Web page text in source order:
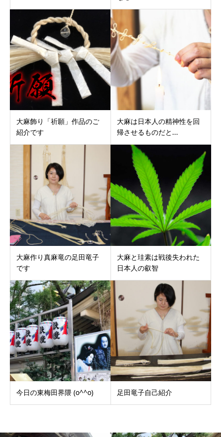
大麻飾り「祈願」作品のご
紹介です
大麻は日本人の精神性を回
帰させるものだと...
大麻作り真麻竜の足田竜子
です
大麻と珪素は戦後失われた
日本人の叡智
今日の東梅田界隈 (o^^o) 足田竜子自己紹介